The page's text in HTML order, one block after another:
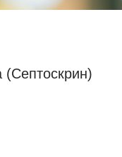
(Септоскрин)